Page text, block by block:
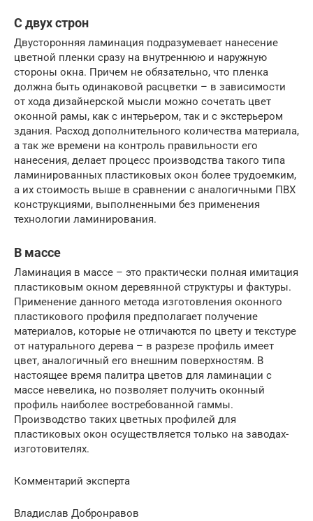
С двух строн
Двусторонняя ламинация подразумевает нанесение
цветной пленки сразу на внутреннюю и наружную
стороны окна. Причем не обязательно, что пленка
должна быть одинаковой расцветки – в зависимости
от хода дизайнерской мысли можно сочетать цвет
оконной рамы, как с интерьером, так и с экстерьером
здания. Расход дополнительного количества материала,
а так же времени на контроль правильности его
нанесения, делает процесс производства такого типа
ламинированных пластиковых окон более трудоемким,
а их стоимость выше в сравнении с аналогичными ПВХ
конструкциями, выполненными без применения
технологии ламинирования.
В массе
Ламинация в массе – это практически полная имитация
пластиковым окном деревянной структуры и фактуры.
Применение данного метода изготовления оконного
пластикового профиля предполагает получение
материалов, которые не отличаются по цвету и текстуре
от натурального дерева – в разрезе профиль имеет
цвет, аналогичный его внешним поверхностям. В
настоящее время палитра цветов для ламинации с
массе невелика, но позволяет получить оконный
профиль наиболее востребованной гаммы.
Производство таких цветных профилей для
пластиковых окон осуществляется только на заводах-
изготовителях.
Комментарий эксперта
Владислав Добронравов